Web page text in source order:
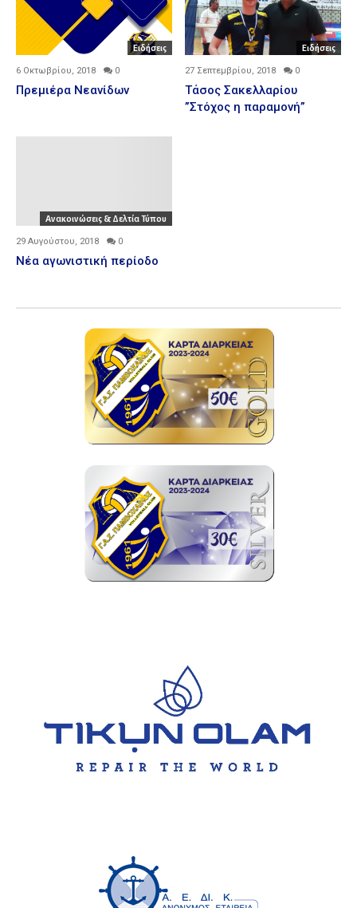
Ειδήσεις
6 Οκτωβρίου, 2018 0
Πρεμιέρα Νεανίδων
Ειδήσεις
27 Σεπτεμβρίου, 2018 0
Τάσος Σακελλαρίου
”Στόχος η παραμονή”
Ανακοινώσεις & Δελτία Τύπου
29 Αυγούστου, 2018 0
Νέα αγωνιστική περίοδο